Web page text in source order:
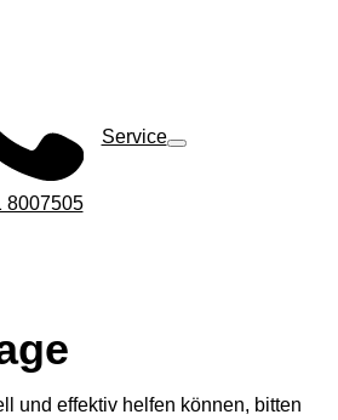
8007505
Service
und effektiv helfen können, bitten